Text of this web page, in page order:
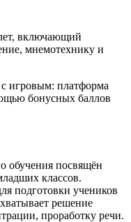
включающий
мнемотехнику и
с игровым: платформа
бонусных баллов
обучения посвящён
классов.
подготовки учеников
решение
проработку речи.